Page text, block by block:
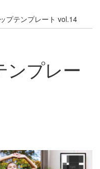
プテンプレート vol.14
ンプレー